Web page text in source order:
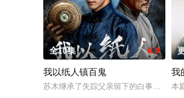
全10集 6.0
我以纸人镇百鬼
苏木继承了失踪父亲留下的白事馆，本
我
本